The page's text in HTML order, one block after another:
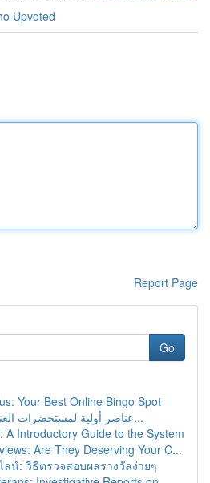
Upvoted
Report Page
Go
Your Best Online Bingo Spot
عناصر أولية لمستحضرات العناية بالبشرة : استع...
A Introductory Guide to the System
Are They Deserving Your C...
น์: วิธีตรวจสอบผลรางวัลง่ายๆ